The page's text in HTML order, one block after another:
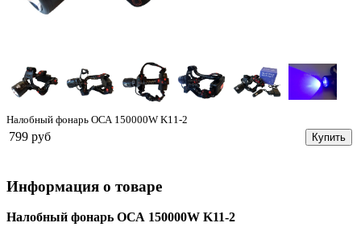
Налобный фонарь ОСА 150000W K11-2
799 руб Купить
Информация о товаре
Налобный фонарь ОСА 150000W K11-2